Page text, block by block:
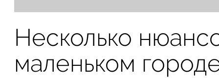
Несколько
маленьком